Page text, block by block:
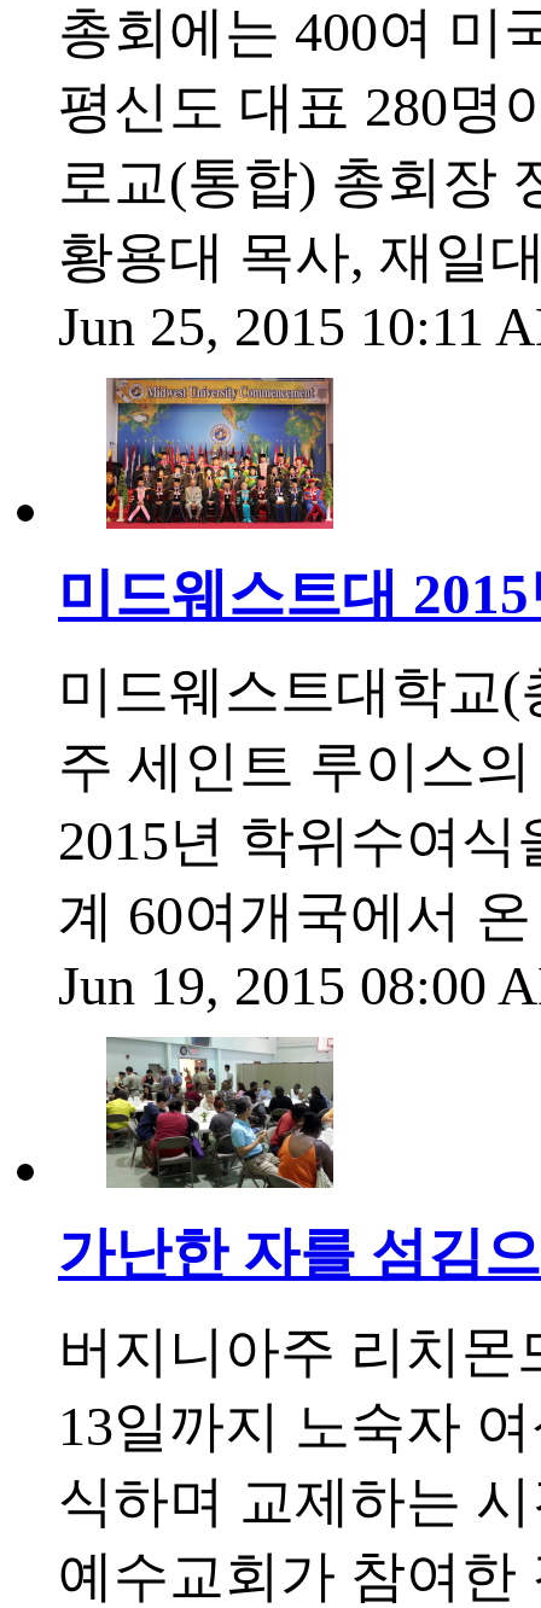
총회에는 400여 미
평신도 대표 280명
로교(통합) 총회장
황용대 목사, 재일
Jun 25, 2015 10:11
미드웨스트대
미드웨스트대학교
주 세인트 루이스
2015년 학위수여
계 60여개국에서
Jun 19, 2015 08:00
가난한 자를 섬김
버지니아주 리치몬
13일까지 노숙자
식하며 교제하는
예수교회가 참여